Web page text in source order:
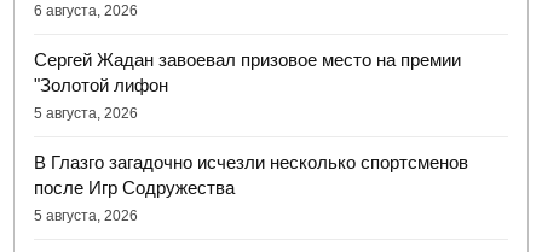
6 августа, 2026
Сергей Жадан завоевал призовое место на премии
"Золотой лифон
5 августа, 2026
В Глазго загадочно исчезли несколько спортсменов
после Игр Содружества
5 августа, 2026